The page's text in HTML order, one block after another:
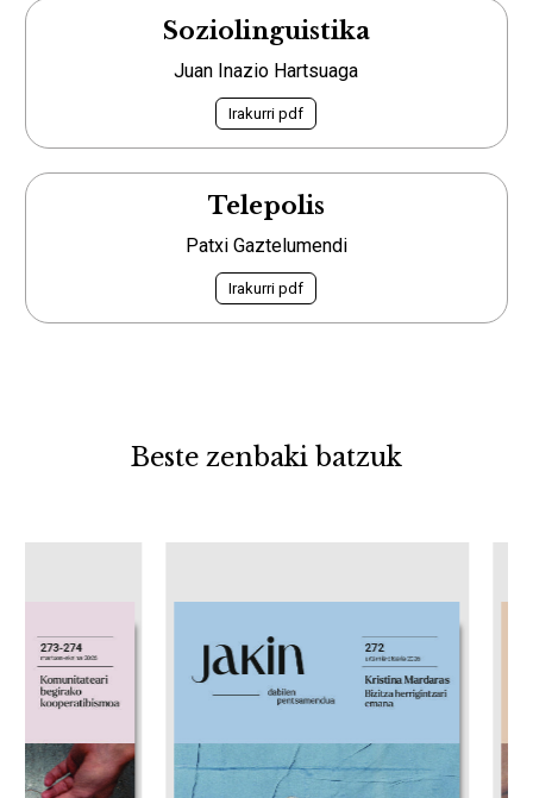
Soziolinguistika
Juan Inazio Hartsuaga
Irakurri pdf
Telepolis
Patxi Gaztelumendi
Irakurri pdf
Beste zenbaki batzuk